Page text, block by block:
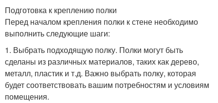
Подготовка к креплению полки
Перед началом крепления полки к стене необходимо
выполнить следующие шаги:
1. Выбрать подходящую полку. Полки могут быть
сделаны из различных материалов, таких как дерево,
металл, пластик и т.д. Важно выбрать полку, которая
будет соответствовать вашим потребностям и условиям
помещения.